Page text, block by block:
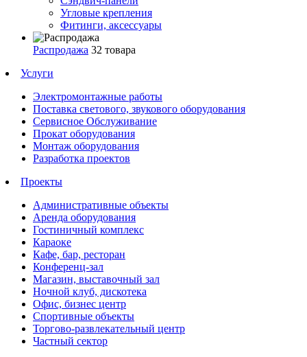
Угловые крепления
Фитинги, аксессуары
Распродажа 32 товара
Услуги
Электромонтажные работы
Поставка светового, звукового оборудования
Сервисное Обслуживание
Прокат оборудования
Монтаж оборудования
Разработка проектов
Проекты
Административные объекты
Аренда оборудования
Гостиничный комплекс
Караоке
Кафе, бар, ресторан
Конференц-зал
Магазин, выставочный зал
Ночной клуб, дискотека
Офис, бизнес центр
Спортивные объекты
Торгово-развлекательный центр
Частный сектор